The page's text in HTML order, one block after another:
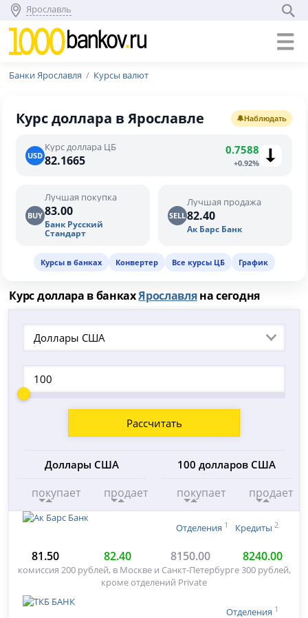
Ярославль
Банки Ярославля Курсы валют
Курс доллара в Ярославле 🔔Наблюдать
USD
Курс доллара ЦБ
82.1665
0.7588
+0.92%
BUY
Лучшая покупка
83.00
Банк Русский
Стандарт
SELL
Лучшая продажа
82.40
Ак Барс Банк
Курсы в банках Конвертер Все курсы ЦБ График
Курс доллара в банкахЯрославляна сегодня
Доллары США
Рассчитать
Доллары США
покупает продает
100 долларов США
покупает продает
Отделения 1 Кредиты 2
81.50 82.40 8150.00 8240.00
комиссия 200 рублей, в Москве и Санкт-Петербурге 300 рублей,
кроме отделений Private
Отделения 1